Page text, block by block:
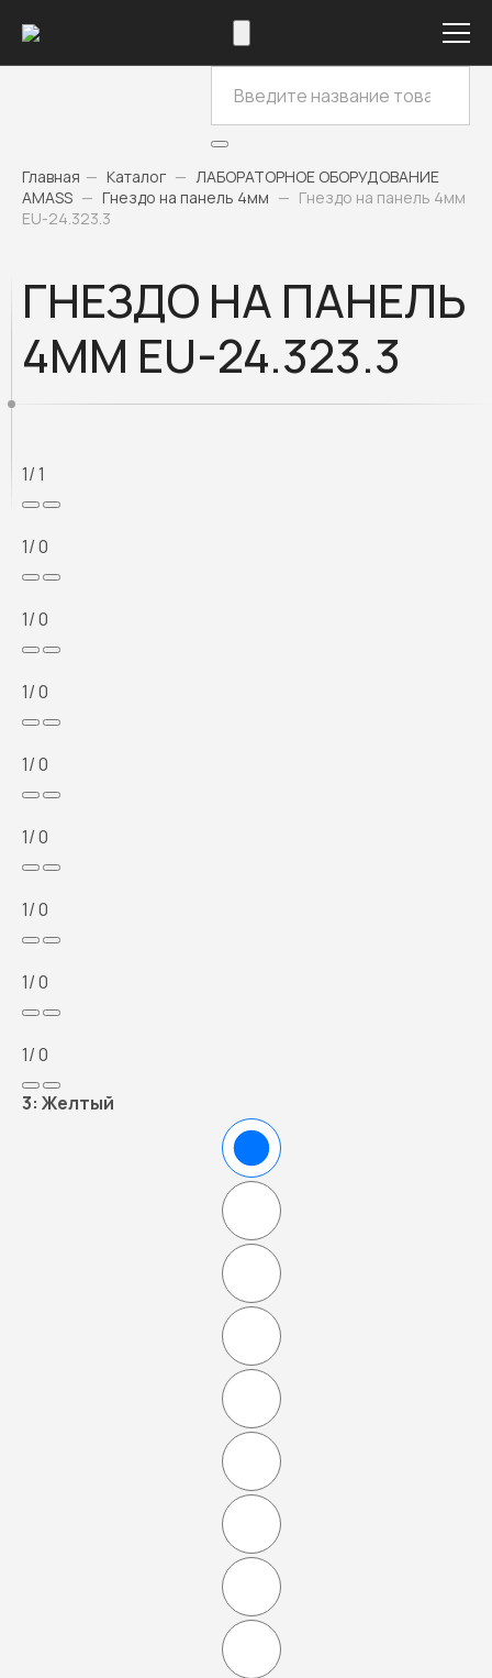
Главная — Каталог — ЛАБОРАТОРНОЕ ОБОРУДОВАНИЕ
AMASS — Гнездо на панель 4мм — Гнездо на панель 4мм
EU-24.323.3
ГНЕЗДО НА ПАНЕЛЬ
4ММ EU-24.323.3
1/ 1
1/ 0
1/ 0
1/ 0
1/ 0
1/ 0
1/ 0
1/ 0
1/ 0
3: Желтый